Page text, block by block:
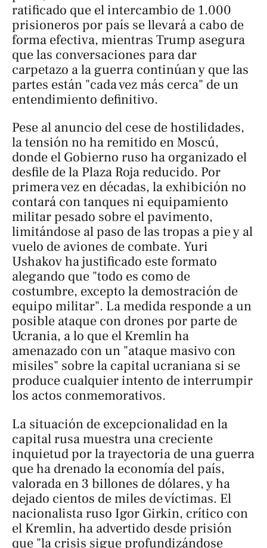
ratificado que el intercambio de 1.000
prisioneros por país se llevará a cabo de
forma efectiva, mientras Trump asegura
que las conversaciones para dar
carpetazo a la guerra continúan y que las
partes están "cada vez más cerca" de un
entendimiento definitivo.
Pese al anuncio del cese de hostilidades,
la tensión no ha remitido en Moscú,
donde el Gobierno ruso ha organizado el
desfile de la Plaza Roja reducido. Por
primera vez en décadas, la exhibición no
contará con tanques ni equipamiento
militar pesado sobre el pavimento,
limitándose al paso de las tropas a pie y al
vuelo de aviones de combate. Yuri
Ushakov ha justificado este formato
alegando que "todo es como de
costumbre, excepto la demostración de
equipo militar". La medida responde a un
posible ataque con drones por parte de
Ucrania, a lo que el Kremlin ha
amenazado con un "ataque masivo con
misiles" sobre la capital ucraniana si se
produce cualquier intento de interrumpir
los actos conmemorativos.
La situación de excepcionalidad en la
capital rusa muestra una creciente
inquietud por la trayectoria de una guerra
que ha drenado la economía del país,
valorada en 3 billones de dólares, y ha
dejado cientos de miles de víctimas. El
nacionalista ruso Igor Girkin, crítico con
el Kremlin, ha advertido desde prisión
que "la crisis sigue profundizándose